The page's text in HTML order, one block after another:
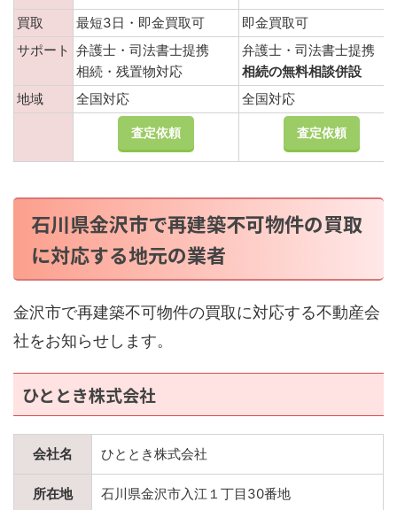
買取
最短3日・即金買取可
即金買取可
サポート 弁護士・司法書士提携
相続・残置物対応
弁護士・司法書士提携
相続の無料相談併設
地域
全国対応 全国対応
査定依頼 査定依頼
石川県金沢市で再建築不可物件の買取
に対応する地元の業者
金沢市で再建築不可物件の買取に対応する不動産会
社をお知らせします。
ひととき株式会社
会社名 ひととき株式会社
所在地 石川県金沢市入江１丁目30番地